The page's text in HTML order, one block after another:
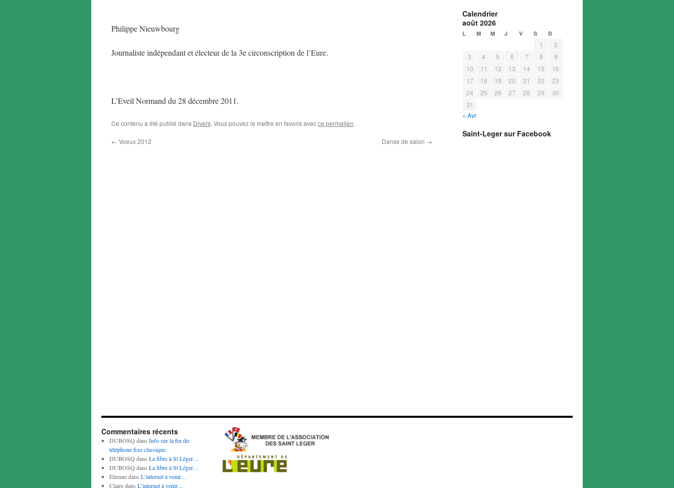
Philippe Nieuwbourg
Journaliste indépendant et électeur de la 3e circonscription de l’Eure.
L’Eveil Normand du 28 décembre 2011.
Ce contenu a été publié dans Divers. Vous pouvez le mettre en favoris avecce permalien.
← Voeux 2012 Danse de salon →
Calendrier
août 2026
L M M J V S D
1
2
3
4 5 6 7 8
9
10
11 12 13 14 15
16
17
18 19 20 21 22
23
24
25 26 27 28 29
30
31
« Avr
Saint-Leger sur Facebook
Commentaires récents
DUBOSQdans Info sur la fin du
téléphone fixe classique.
DUBOSQdans La fibre à St Léger…
DUBOSQdans La fibre à St Léger…
Etiennedans L’internet à venir…
Clairedans L’internet à venir…